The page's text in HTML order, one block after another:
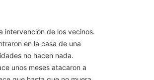
intervención de los vecinos.
en la casa de una
no hacen nada.
unos meses atacaron a